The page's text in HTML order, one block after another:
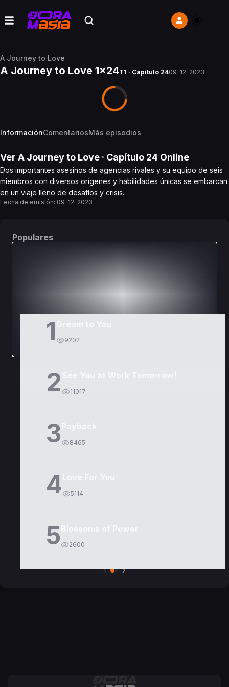
A Journey to Love
A Journey to Love 1x24T1 · Capítulo 2409-12-2023
InformaciónComentariosMás episodios
Ver A Journey to Love · Capítulo 24 Online
Dos importantes asesinos de agencias rivales y su equipo de seis
miembros con diversos orígenes y habilidades únicas se embarcan
en un viaje lleno de desafíos y crisis.
Fecha de emisión: 09-12-2023
Populares
1 9202
2 11017
3 8465
4 5114
5 2600